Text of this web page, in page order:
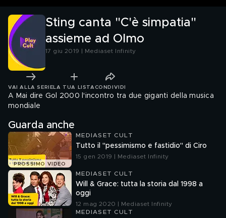
Sting canta "C'è simpatia"
assieme ad Olmo
17 giu 2019 | Mediaset Infinity
VAI ALLA SERIE LA TUA LISTA CONDIVIDI
A Mai dire Gol 2000 l'incontro tra due giganti della musica
mondiale
Guarda anche
PROSSIMO VIDEO
MEDIASET CULT
Tutto il "pessimismo e fastidio" di Ciro
15 gen 2019 | Mediaset Infinity
MEDIASET CULT
Will & Grace: tutta la storia dal 1998 a
oggi
12 mag 2020 | Mediaset Infinity
MEDIASET CULT